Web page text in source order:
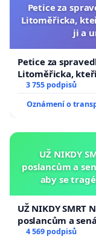
Petice za
Litoměřicka,
ji a
Petice za
Litoměřicka,
a umírání zvířete
3 755 podpisů
Oznámení o
UŽ NIKDY
poslancům a
aby se
UŽ NIKDY SMRT
poslancům a
aby se tragédie
4 569 podpisů